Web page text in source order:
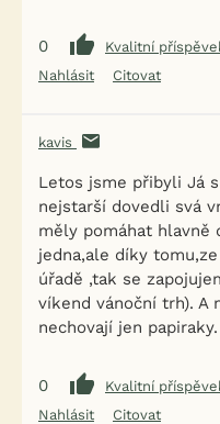
0
Kvalitní
Nahlásit
Citovat
kavis
Letos jsme přibyli Já
nejstarší dovedli svá
měly pomáhat hlavně
jedna,ale díky
úřadě ,tak se
víkend vánoční trh). A
nechovají jen papiraky.
0
Kvalitní
Nahlásit
Citovat